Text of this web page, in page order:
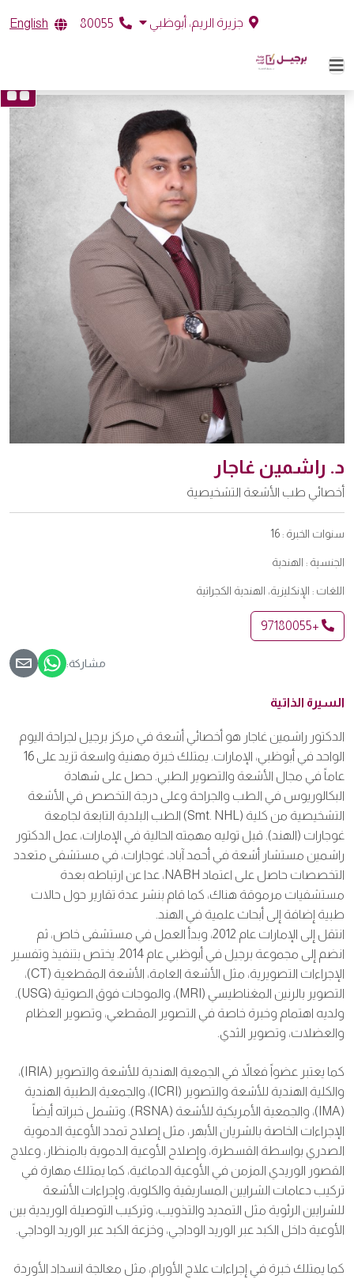
جزيرة الريم، أبوظبي English
د. راشمين غاجار
أخصائي طب الأشعة التشخيصية
سنوات الخبرة : 16
الجنسية : الهندية
اللغات : الإنكليزية، الهندية الكجراتية
+97180055
مشاركة:
السيرة الذاتية
الدكتور راشمين غاجار هو أخصائي أشعة في مركز برجيل لجراحة اليوم
الواحد في أبوظبي، الإمارات. يمتلك خبرة مهنية واسعة تزيد على 16
عاماً في مجال الأشعة والتصوير الطبي. حصل على شهادة
البكالوريوس في الطب والجراحة وعلى درجة التخصص في الأشعة
التشخيصية من كلية (Smt. NHL) الطب البلدية التابعة لجامعة
غوجارات (الهند). قبل توليه مهمته الحالية في الإمارات، عمل الدكتور
راشمين مستشار أشعة في أحمد آباد، غوجارات، في مستشفى متعدد
التخصصات حاصل على اعتماد NABH، عدا عن ارتباطه بعدة
مستشفيات مرموقة هناك، كما قام بنشر عدة تقارير حول حالات
طبية إضافة إلى أبحاث علمية في الهند.
انتقل إلى الإمارات عام 2012، وبدأ العمل في مستشفى خاص، ثم
انضم إلى مجموعة برجيل في أبوظبي عام 2014. يختص بتنفيذ وتفسير
الإجراءات التصويرية، مثل الأشعة العامة، الأشعة المقطعية (CT)،
التصوير بالرنين المغناطيسي (MRI)، والموجات فوق الصوتية (USG).
ولديه اهتمام وخبرة خاصة في التصوير المقطعي، وتصوير العظام
والعضلات، وتصوير الثدي.
كما يعتبر عضواً فعالاً في الجمعية الهندية للأشعة والتصوير (IRIA)،
والكلية الهندية للأشعة والتصوير (ICRI)، والجمعية الطبية الهندية
(IMA)، والجمعية الأمريكية للأشعة (RSNA). وتشمل خبراته أيضاً
الإجراءات الخاصة بالشريان الأبهر، مثل إصلاح تمدد الأوعية الدموية
الصدري بواسطة القسطرة، وإصلاح الأوعية الدموية بالمنظار، وعلاج
القصور الوريدي المزمن في الأوعية الدماغية، كما يمتلك مهارة في
تركيب دعامات الشرايين المساريقية والكلوية، وإجراءات الأشعة
للشرايين الرئوية مثل التمديد والتذويب، وتركيب التوصيلة الوريدية بين
الأوعية داخل الكبد عبر الوريد الوداجي، وخزعة الكبد عبر الوريد الوداجي.
كما يمتلك خبرة في إجراءات علاج الأورام، مثل معالجة انسداد الأوردة